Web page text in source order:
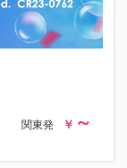
関東発